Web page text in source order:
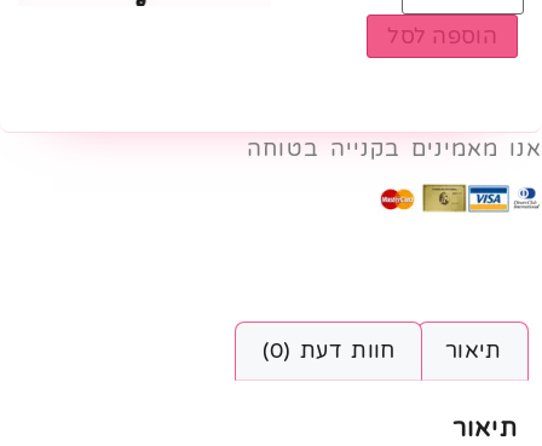
הוספה לסל
אנו מאמינים בקנייה בטוחה
תיאור חוות דעת (0)
תיאור